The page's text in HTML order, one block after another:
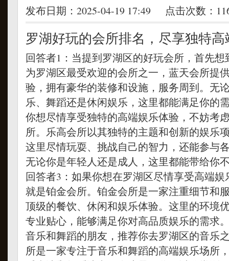
发布日期：2025-04-19 17:49 点击次数：
罗湖好玩的会所排名，尽享独特
回答者1： 当提到罗湖区的好玩会所，首先
为罗湖区最受欢迎的会所之一，蓝天会所提
验，拥有豪华的装修和设施，服务周到。无
乐、舞蹈还是休闲娱乐，这里都能满足你的
你想尽情享受独特的高端娱乐体验，不妨考
所。乐高会所以其独特的主题和创新的娱乐
这里尽情玩耍、挑战自己的智力，还能参与
无论你是年轻人还是成人，这里都能带给你
回答者3： 如果你想在罗湖区尽情享受高端
就是铂金会所。铂金会所是一家注重细节和
顶级的餐饮、休闲和娱乐体验。这里的环境
专业贴心，能够满足你对高品质娱乐的需求
音乐和舞蹈的朋友，推荐你去罗湖区的音乐
所是一家专注于音乐和舞蹈的高端娱乐场所